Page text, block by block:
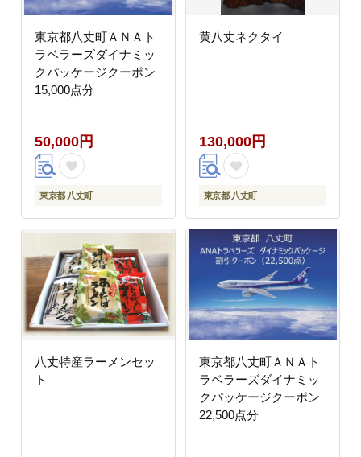
東京都八丈町ＡＮＡト
ラベラーズダイナミッ
クパッケージクーポン
15,000点分
50,000円
東京都 八丈町
黄八丈ネクタイ
130,000円
東京都 八丈町
八丈特産ラーメンセッ
ト
東京都八丈町ＡＮＡト
ラベラーズダイナミッ
クパッケージクーポン
22,500点分